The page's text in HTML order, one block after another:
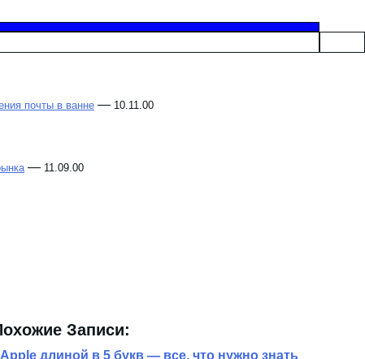
почты в ванне — 10.11.00
— 11.09.00
Записи:
длиной в 5 букв — все, что нужно знать